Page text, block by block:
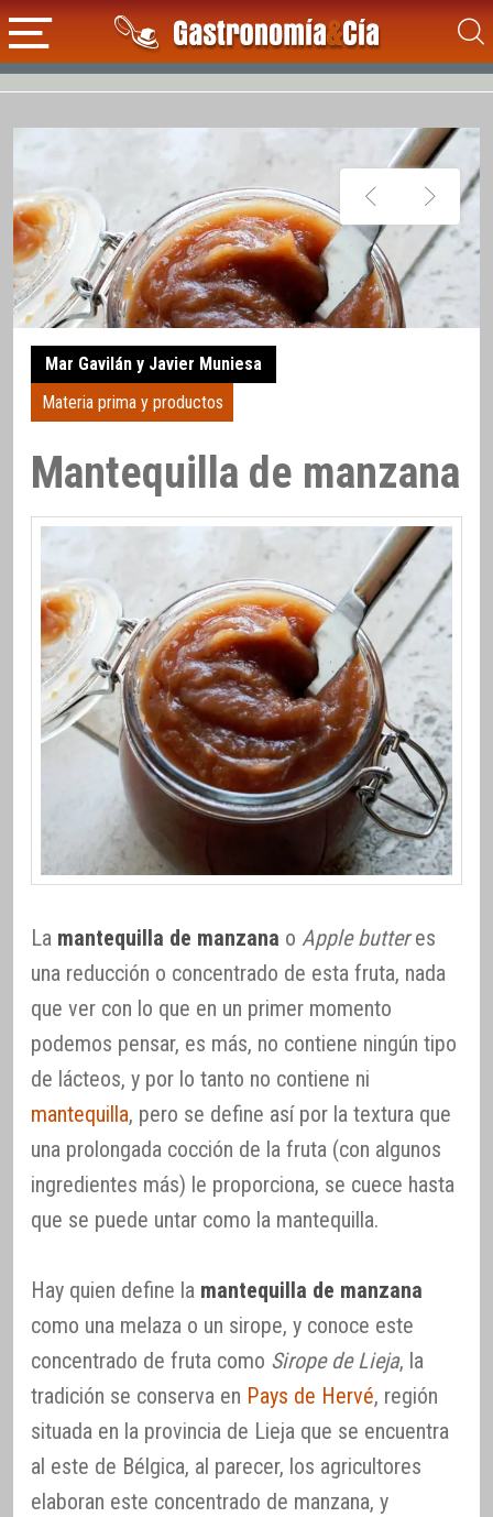
Mar Gavilán y Javier Muniesa
Materia prima y productos
Mantequilla de manzana
La mantequilla de manzana o Apple butteres
una reducción o concentrado de esta fruta, nada
que ver con lo que en un primer momento
podemos pensar, es más, no contiene ningún tipo
de lácteos, y por lo tanto no contiene ni
mantequilla, pero se define así por la textura que
una prolongada cocción de la fruta (con algunos
ingredientes más) le proporciona, se cuece hasta
que se puede untar como la mantequilla.
Hay quien define la mantequilla de manzana
como una melaza o un sirope, y conoce este
concentrado de fruta como Sirope de Lieja, la
tradición se conserva en Pays de Hervé, región
situada en la provincia de Lieja que se encuentra
al este de Bélgica, al parecer, los agricultores
elaboran este concentrado de manzana, y